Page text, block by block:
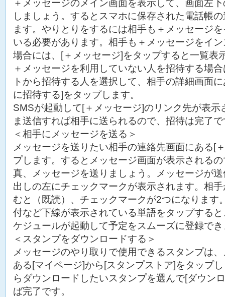
＋メッセージのメイン画面を表示して、画面左
しましょう。するとスマホに保存された電話帳
ます。やりとりをするには相手も＋メッセージ
いる必要があります。相手も＋メッセージをイ
場合には、[＋メッセージ]をタップすると一覧表
＋メッセージを利用していない人を招待する場
トから招待する人を選択して、相手の詳細画面
に招待する]をタップします。
SMSが起動して[＋メッセージ]のリンク先が表示
ま送信すれば相手に送られるので、招待は完了
＜相手にメッセージを送る＞
メッセージを送りたい相手の連絡先画面にある[
プします。するとメッセージ画面が表示される
真、メッセージを送りましょう。メッセージが
出しの左にチェックマークが表示されます。相
むと（既読）、チェックマークが2つになります
付など下線が表示されている単語をタップする
ケジュールが起動して予定をスムーズに登録で
＜スタンプをダウンロードする＞
メッセージのやり取りで使用できるスタンプは
ある[マイページ]から[スタンプストア]をタップ
らダウンロードしたいスタンプを選んで[ダウン
ば完了です。